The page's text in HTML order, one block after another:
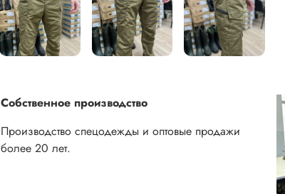
Собственное производство
Производство спецодежды и оптовые продажи
более 20 лет.